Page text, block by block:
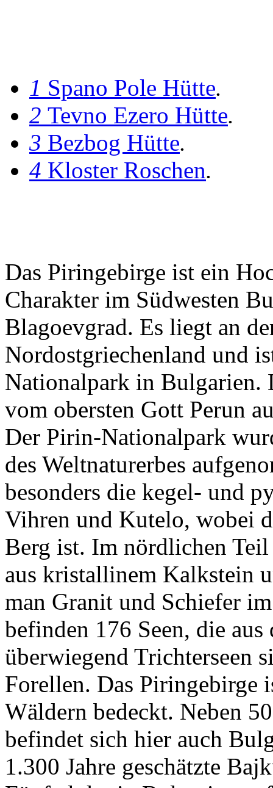
1 Spano Pole Hütte.
2 Tevno Ezero Hütte.
3 Bezbog Hütte.
4 Kloster Roschen.
Das Piringebirge ist ein
Charakter im Südwesten
Blagoevgrad. Es liegt an
Nordostgriechenland und
Nationalpark in Bulgarien.
vom obersten Gott Perun
Der Pirin-Nationalpark
des Weltnaturerbes
besonders die kegel- und
Vihren und Kutelo, wobei
Berg ist. Im nördlichen Teil
aus kristallinem Kalkstein
man Granit und Schiefer
befinden 176 Seen, die
überwiegend Trichterseen
Forellen. Das Piringebirge
Wäldern bedeckt. Neben
befindet sich hier auch
1.300 Jahre geschätzte